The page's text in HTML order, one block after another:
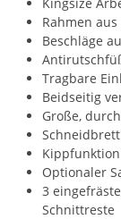
Rahmen
Beschläge
Tragbare
Beidseitig
Große,
Kippfunktion
Optionaler
3
Schnittreste